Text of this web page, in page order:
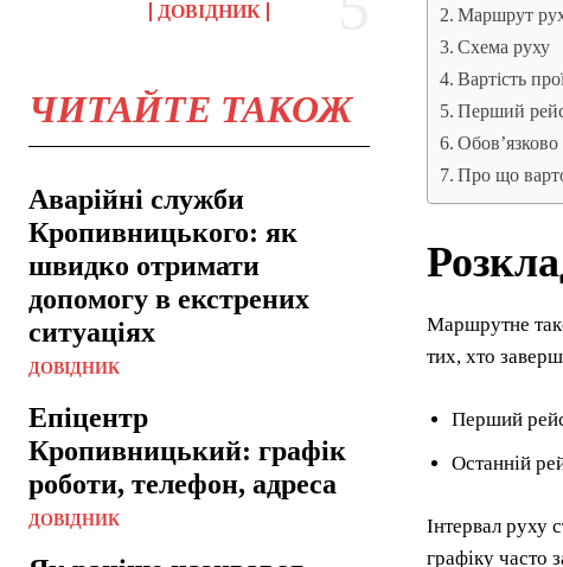
ДОВІДНИК
ЧИТАЙТЕ ТАКОЖ
Аварійні служби
Кропивницького: як
швидко отримати
допомогу в екстрених
ситуаціях
ДОВІДНИК
Епіцентр
Кропивницький: графік
роботи, телефон, адреса
ДОВІДНИК
Маршрут
Схема руху
Вартість
Перший рейс
Обов’язково
Про що
Маршрутне
тих, хто
Перший
Останній
Інтервал руху
графіку часто